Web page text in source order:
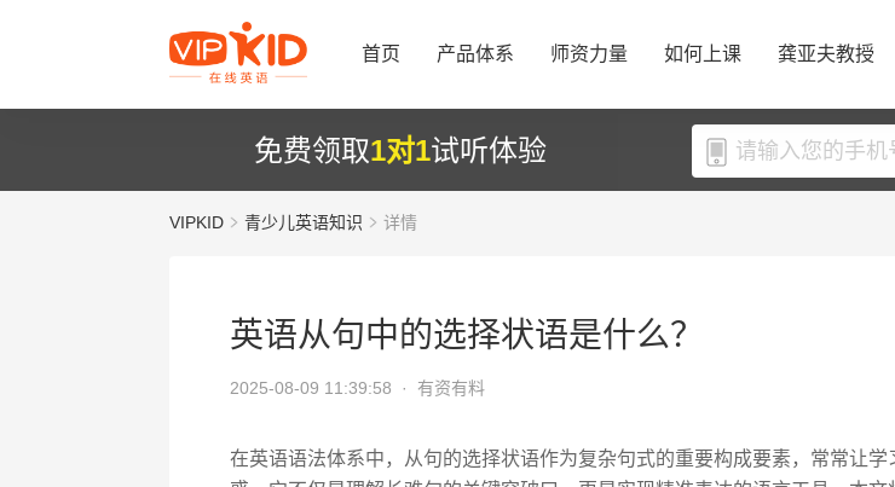
首页 产品体系 师资力量 如何上课 龚亚夫教授
免费领取1对1试听体验
VIPKID 青少儿英语知识 详情
英语从句中的选择状语是什么？
2025-08-09 11:39:58 · 有资有料
在英语语法体系中，从句的选择状语作为复杂句式的重要构成要素，常常让学